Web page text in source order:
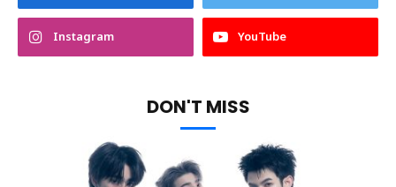
Instagram YouTube
DON'T MISS